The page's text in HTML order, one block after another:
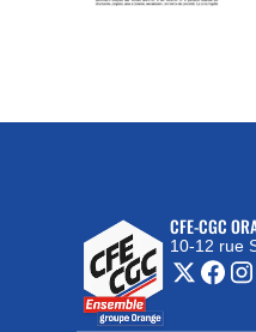
CFE-CGC
10-12 rue
(nouvelle